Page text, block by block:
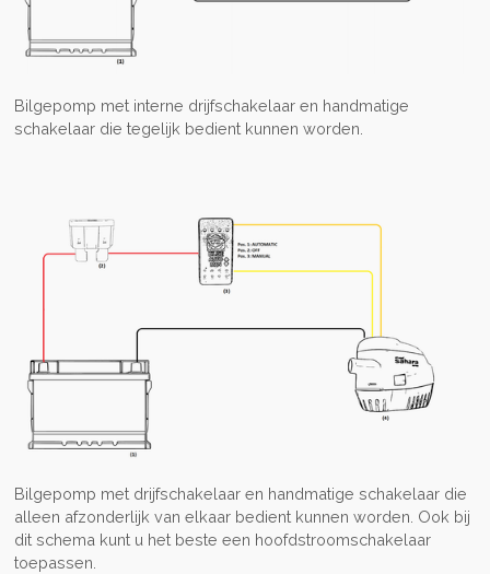
Bilgepomp met interne drijfschakelaar en handmatige
schakelaar die tegelijk bedient kunnen worden.
Bilgepomp met drijfschakelaar en handmatige schakelaar die
alleen afzonderlijk van elkaar bedient kunnen worden. Ook bij
dit schema kunt u het beste een hoofdstroomschakelaar
toepassen.